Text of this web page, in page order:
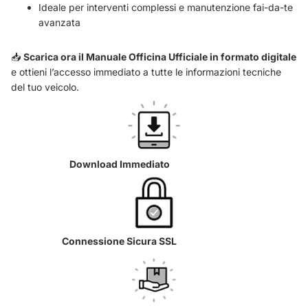
Ideale per interventi complessi e manutenzione fai-da-te
avanzata
📥 Scarica ora il Manuale Officina Ufficiale in formato digitale
e ottieni l’accesso immediato a tutte le informazioni tecniche
del tuo veicolo.
Download Immediato
Connessione Sicura SSL